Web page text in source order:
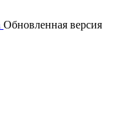
Обновленная версия